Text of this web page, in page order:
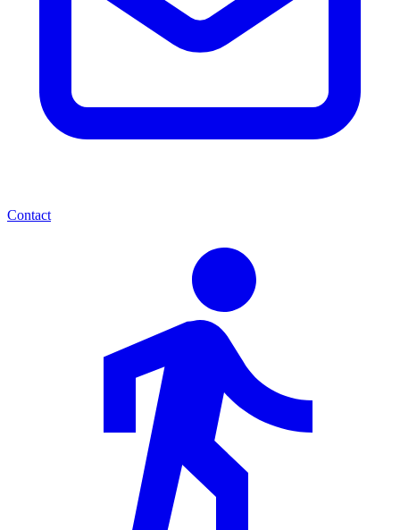
Contact